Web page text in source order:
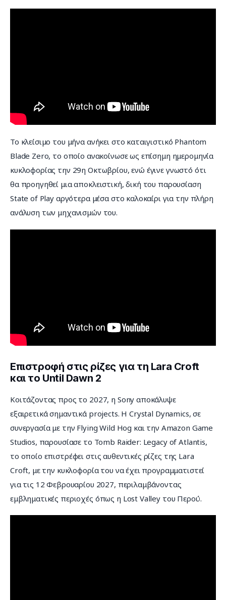
Το κλείσιμο του μήνα ανήκει στο καταιγιστικό Phantom
Blade Zero, το οποίο ανακοίνωσε ως επίσημη ημερομηνία
κυκλοφορίας την 29η Οκτωβρίου, ενώ έγινε γνωστό ότι
θα προηγηθεί μια αποκλειστική, δική του παρουσίαση
State of Play αργότερα μέσα στο καλοκαίρι για την πλήρη
ανάλυση των μηχανισμών του.
Επιστροφή στις ρίζες για τη Lara Croft
και το Until Dawn 2
Κοιτάζοντας προς το 2027, η Sony αποκάλυψε
εξαιρετικά σημαντικά projects. Η Crystal Dynamics, σε
συνεργασία με την Flying Wild Hog και την Amazon Game
Studios, παρουσίασε το Tomb Raider: Legacy of Atlantis,
το οποίο επιστρέφει στις αυθεντικές ρίζες της Lara
Croft, με την κυκλοφορία του να έχει προγραμματιστεί
για τις 12 Φεβρουαρίου 2027, περιλαμβάνοντας
εμβληματικές περιοχές όπως η Lost Valley του Περού.